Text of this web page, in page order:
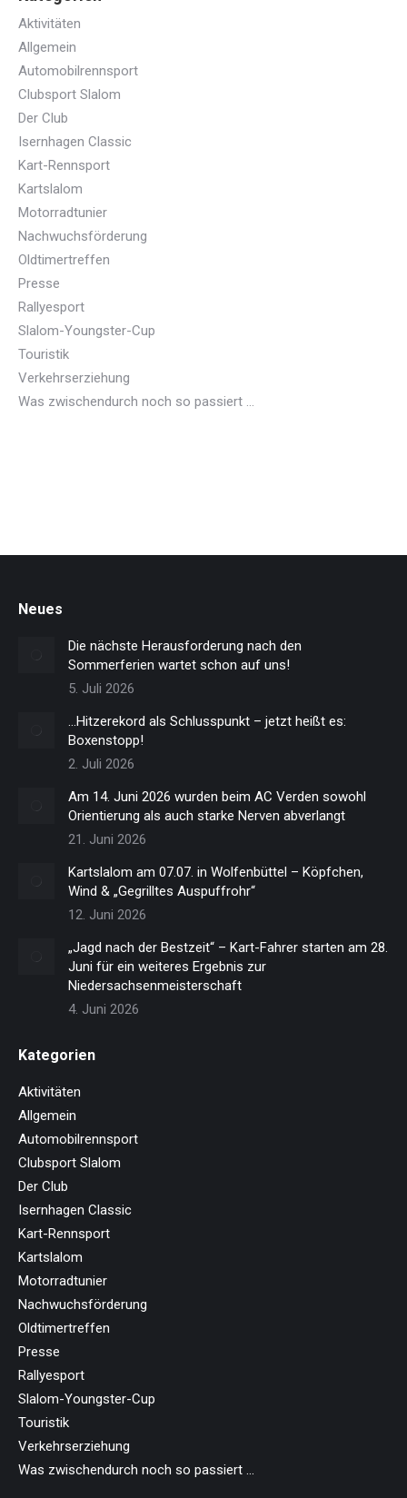
Aktivitäten
Allgemein
Automobilrennsport
Clubsport Slalom
Der Club
Isernhagen Classic
Kart-Rennsport
Kartslalom
Motorradtunier
Nachwuchsförderung
Oldtimertreffen
Presse
Rallyesport
Slalom-Youngster-Cup
Touristik
Verkehrserziehung
Was zwischendurch noch so passiert …
Neues
Die nächste Herausforderung nach den
Sommerferien wartet schon auf uns!
5. Juli 2026
…Hitzerekord als Schlusspunkt – jetzt heißt es:
Boxenstopp!
2. Juli 2026
Am 14. Juni 2026 wurden beim AC Verden sowohl
Orientierung als auch starke Nerven abverlangt
21. Juni 2026
Kartslalom am 07.07. in Wolfenbüttel – Köpfchen,
Wind & „Gegrilltes Auspuffrohr“
12. Juni 2026
„Jagd nach der Bestzeit“ – Kart-Fahrer starten am 28.
Juni für ein weiteres Ergebnis zur
Niedersachsenmeisterschaft
4. Juni 2026
Kategorien
Aktivitäten
Allgemein
Automobilrennsport
Clubsport Slalom
Der Club
Isernhagen Classic
Kart-Rennsport
Kartslalom
Motorradtunier
Nachwuchsförderung
Oldtimertreffen
Presse
Rallyesport
Slalom-Youngster-Cup
Touristik
Verkehrserziehung
Was zwischendurch noch so passiert …